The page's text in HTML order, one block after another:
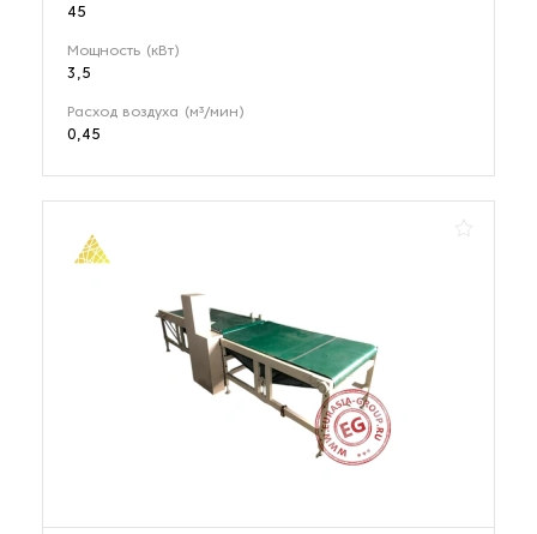
45
Мощность (кВт)
3,5
Расход воздуха (м³/мин)
0,45